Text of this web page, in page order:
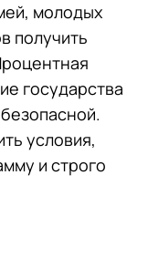
молодых
получить
государства
условия,
и строго